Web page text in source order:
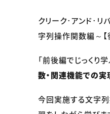
クリーク･アンド･リ
字列操作関数編～【
「前後編でじっくり
数・関連機能での
今回実施する文字列